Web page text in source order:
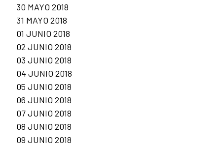
30 MAYO 2018
31 MAYO 2018
01 JUNIO 2018
02 JUNIO 2018
03 JUNIO 2018
04 JUNIO 2018
05 JUNIO 2018
06 JUNIO 2018
07 JUNIO 2018
08 JUNIO 2018
09 JUNIO 2018